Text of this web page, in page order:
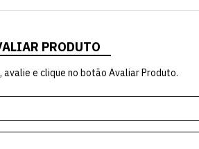
PRODUTO
avalie e clique no botão Avaliar Produto.